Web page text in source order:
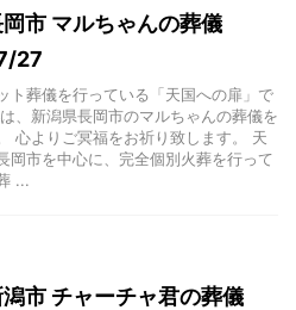
岡市 マルちゃんの葬儀
27
ト葬儀を行っている「天国への扉」で
、新潟県長岡市のマルちゃんの葬儀を
心よりご冥福をお祈り致します。 天
岡市を中心に、完全個別火葬を行って
...
潟市 チャーチャ君の葬儀